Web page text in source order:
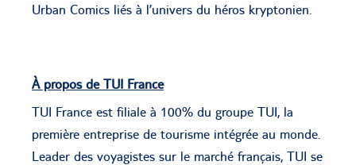
Urban Comics liés à l’univers du héros kryptonien.
À propos de TUI France
TUI France est filiale à 100% du groupe TUI, la
première entreprise de tourisme intégrée au monde.
Leader des voyagistes sur le marché français, TUI se